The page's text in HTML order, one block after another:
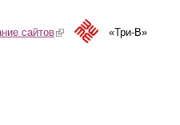
сайтов(link is external)«Три-В»